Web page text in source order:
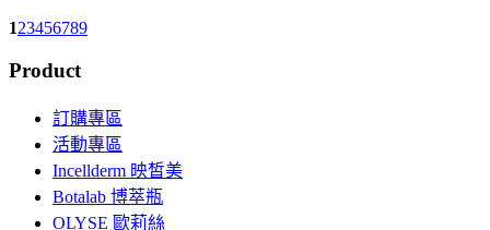
123456789
Product
訂購專區
活動專區
Incellderm 映皙美
Botalab 博萃瓶
OLYSE 歐莉絲